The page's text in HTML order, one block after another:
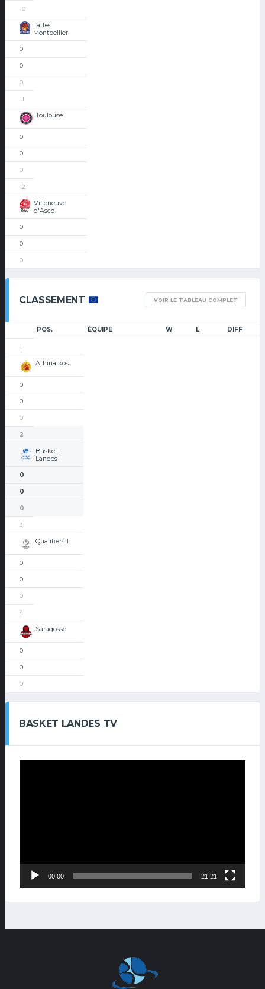
10
Lattes
Montpellier
0
0
0
11
Toulouse
0
0
0
12
Villeneuve
d'Ascq
0
0
0
CLASSEMENT VOIR LE TABLEAU COMPLET
POS. ÉQUIPE W L DIFF
1
Athinaikos
0
0
0
2
Basket
Landes
0
0
0
3
Qualifiers 1
0
0
0
4
Saragosse
0
0
0
BASKET LANDES TV
00:00 21:21